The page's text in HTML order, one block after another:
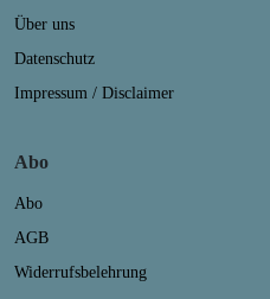
Über uns
Datenschutz
Impressum / Disclaimer
Abo
Abo
AGB
Widerrufsbelehrung